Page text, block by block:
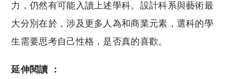
力，仍然有可能入讀上述學科。設計科系與藝術最
大分別在於，涉及更多人為和商業元素，選科的學
生需要思考自己性格，是否真的喜歡。
延伸閱讀 ：